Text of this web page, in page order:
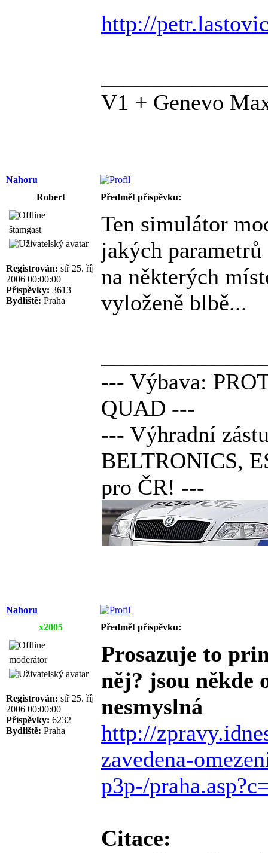
http://
V1 + Genevo
Nahoru
Robert
Předmět příspěvku:
štamgast
Registrován: stř 25. říj
2006 00:00:00
Příspěvky: 3613
Bydliště: Praha
Ten simulátor
jakých
na některých
vyloženě blbě...
--- Výbava:
QUAD ---
--- Výhradní
BELTRONICS,
pro ČR! ---
Nahoru
x2005
Předmět příspěvku:
moderátor
Registrován: stř 25. říj
2006 00:00:00
Příspěvky: 6232
Bydliště: Praha
Prosazuje to
něj? jsou někde
nesmyslná
http://
zavedena-
p3p-/
Citace: